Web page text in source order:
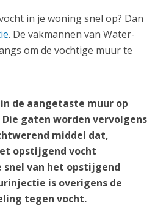
in je woning snel op? Dan
. De vakmannen van Water-
om de vochtige muur te
de aangetaste muur op
gaten worden vervolgens
middel dat,
opstijgend vocht
snel van het opstijgend
is overigens de
tegen vocht.